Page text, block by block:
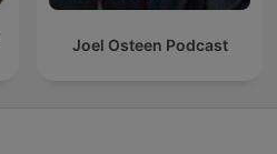
Joel Osteen Podcast